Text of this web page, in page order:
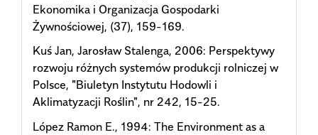
Ekonomika i Organizacja Gospodarki
Żywnościowej, (37), 159-169.
Kuś Jan, Jarosław Stalenga, 2006: Perspektywy
rozwoju różnych systemów produkcji rolniczej w
Polsce, "Biuletyn Instytutu Hodowli i
Aklimatyzacji Roślin", nr 242, 15-25.
López Ramon E., 1994: The Environment as a